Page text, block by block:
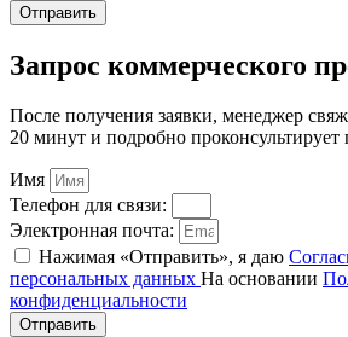
Отправить
Запрос коммерческого
После получения заявки, менеджер
20 минут и подробно проконсультирует
Имя
Телефон для связи:
Электронная почта:
Нажимая «Отправить», я даю
персональных данных На основании
конфиденциальности
Отправить